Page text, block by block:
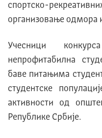
спортско-
организовање одмора
Учесници
непрофитабилна
баве питањима
студентске
активности од
Републике Србије.